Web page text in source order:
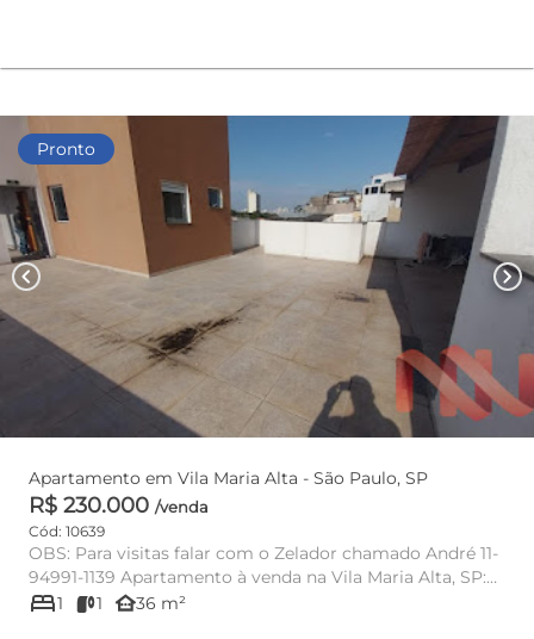
Pronto
chevron_left chevron_right
Apartamento em Vila Maria Alta - São Paulo, SP
R$ 230.000 /venda
Cód: 10639
OBS: Para visitas falar com o Zelador chamado André 11-
94991-1139 Apartamento à venda na Vila Maria Alta, SP:
36m², 1 do...
bed1 1 other_houses36 m²